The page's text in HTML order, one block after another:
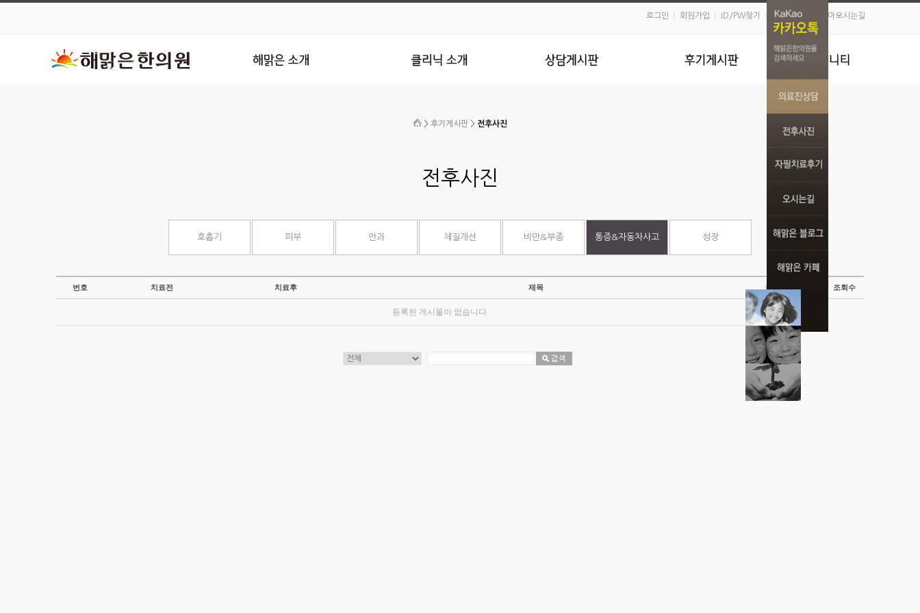
로그인 회원가입 ID/PW찾기 의료진상담 찾아오시는길
> 후기게시판> 전후사진
전후사진
호흡기 피부 안과 체질개선 비만&부종 통증&자동차사고 성장
번호 치료전 치료후 제목 작성일 조회수
등록된 게시물이 없습니다.